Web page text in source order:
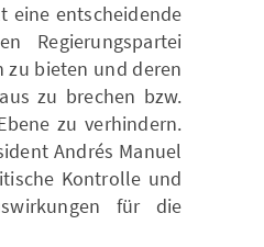
eine entscheidende
Regierungspartei
zu bieten und deren
zu brechen bzw.
zu verhindern.
Andrés Manuel
Kontrolle und
für die